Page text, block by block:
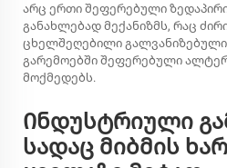
არც ერთი შეფერებული
განახლებად მექანიზმს, რაც
ცხელშეღებილი
გარემოებში შეფერებული
მოქმედებს.
Ინდუსტრიული
სადაც მიბმის